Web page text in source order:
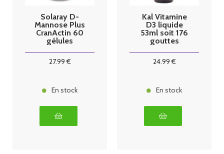
Solaray D-
Mannose Plus
CranActin 60
gélules
27.99€
En stock
Kal Vitamine
D3 liquide
53ml soit 176
gouttes
24.99€
En stock